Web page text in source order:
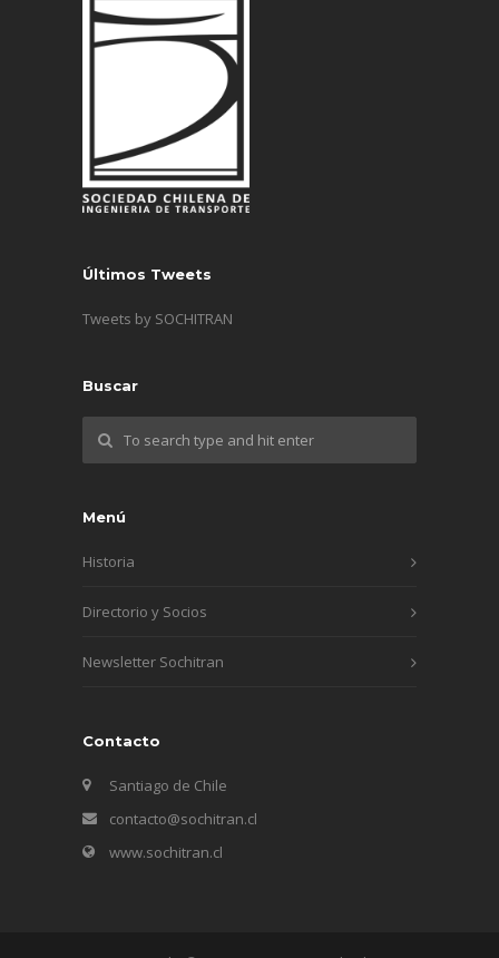
Últimos Tweets
Tweets by SOCHITRAN
Buscar
Menú
Historia
Directorio y Socios
Newsletter Sochitran
Contacto
Santiago de Chile
contacto@sochitran.cl
www.sochitran.cl